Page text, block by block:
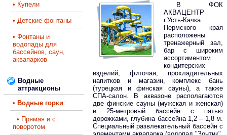
• Купели
• Детские фонтаны
• Фонтаны и
водопады для
бассейнов, саун,
аквапарков
Водные
аттракционы
• Водные горки:
• Прямая и с
поворотом
В ФОК
АКВАЦЕНТР
г.Усть-Качка
Пермского края
расположены
тренажерный зал,
бар с широким
ассортиментом
кондитерских
изделий, фиточая, прохладительных
напитков и магазин, комплекс бань
(турецкая и финская сауны), а также
СПА-салон. В аквазоне располагаются
две финские сауны (мужская и женская)
и 25-метровый бассейн с пятью
дорожками, глубина бассейна 1,2 – 1,8 м.
Специальный развлекательный бассейн с